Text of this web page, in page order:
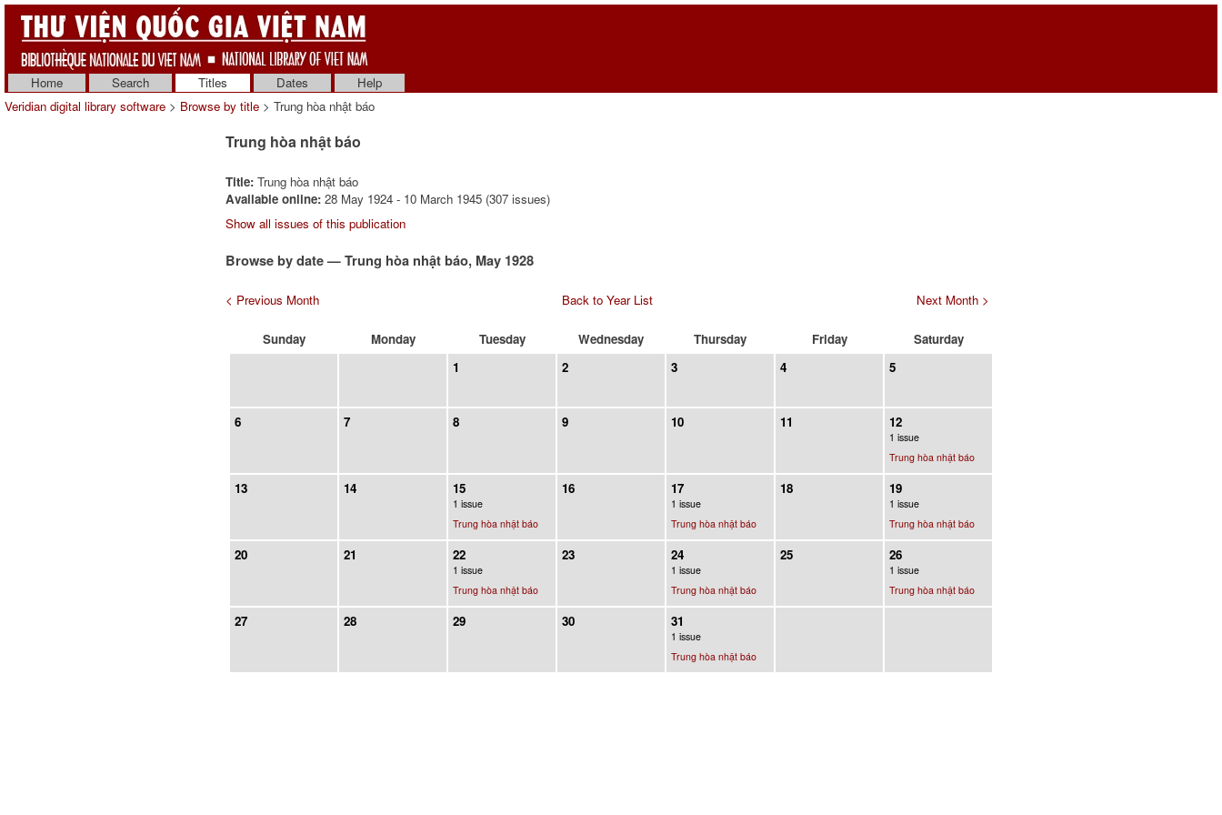
Home Search Titles Dates
Help
Veridian digital library software > Browse by title > Trung hòa nhật báo
Trung hòa nhật báo
Title: Trung hòa nhật báo
Available online: 28 May 1924 - 10 March 1945 (307 issues)
Show all issues of this publication
Browse by date — Trung hòa nhật báo, May 1928
< Previous Month Back to Year List Next Month >
Sunday Monday Tuesday Wednesday Thursday Friday
Saturday
1
2 3 4 5
6 7 8 9 10 11 12
1 issue
Trung hòa nhật báo
13 14 15
1 issue
Trung hòa nhật báo
16 17
1 issue
Trung hòa nhật báo
18 19
1 issue
Trung hòa nhật báo
20 21 22
1 issue
Trung hòa nhật báo
23 24
1 issue
Trung hòa nhật báo
25 26
1 issue
Trung hòa nhật báo
27 28 29 30 31
1 issue
Trung hòa nhật báo